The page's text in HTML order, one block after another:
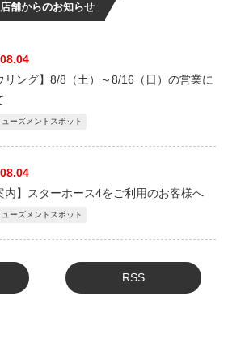
店舗からのお知らせ
リング】8/8（土）～8/16（日）の営業に
ューズメントスポット
内】スターホース4をご利用のお客様へ
ューズメントスポット
RSS